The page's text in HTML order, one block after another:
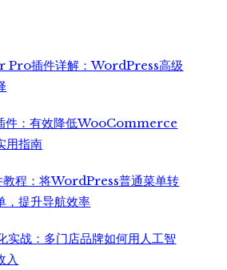
插件详解：WordPress高级
：有效降低WooCommerce
用指南
程：将WordPress普通菜单转
，提升导航效率
实战：多门店品牌如何用人工智
入